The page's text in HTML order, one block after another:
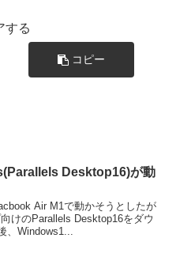
する
コピー
Desktop16)が動
Air M1で動かそうとしたが
けのParallels Desktop16をダウ
、Windows1...